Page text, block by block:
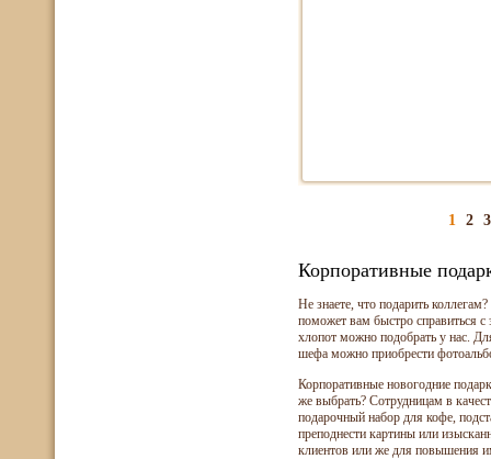
1 2 3
Корпоративные
Не знаете, что подарить
поможет вам быстро справиться
хлопот можно подобрать у нас.
шефа можно приобрести
Корпоративные новогодние
же выбрать? Сотрудницам в
подарочный набор для кофе,
преподнести картины или
клиентов или же для повышения